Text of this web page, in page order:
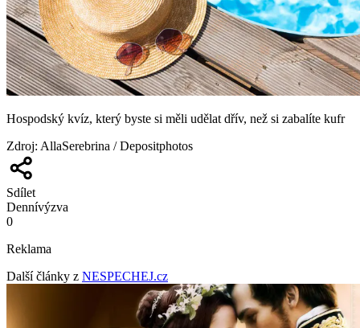
Hospodský kvíz, který byste si měli udělat dřív, než si zabalíte kufr
Zdroj: AllaSerebrina / Depositphotos
Sdílet
Dennívýzva
0
Reklama
Další články z NESPECHEJ.cz